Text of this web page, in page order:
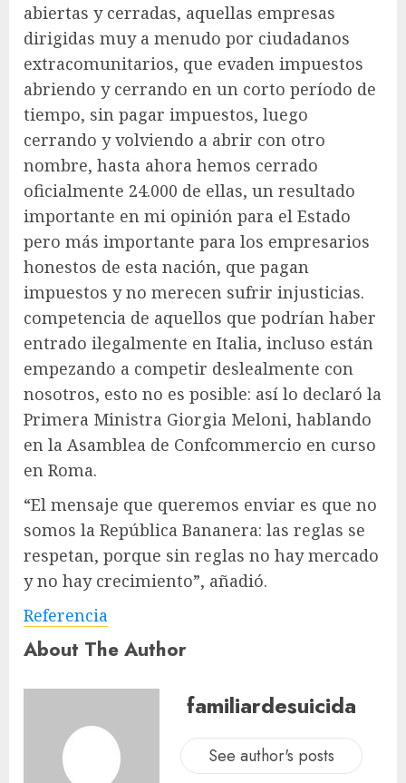
abiertas y cerradas, aquellas empresas
dirigidas muy a menudo por ciudadanos
extracomunitarios, que evaden impuestos
abriendo y cerrando en un corto período de
tiempo, sin pagar impuestos, luego
cerrando y volviendo a abrir con otro
nombre, hasta ahora hemos cerrado
oficialmente 24.000 de ellas, un resultado
importante en mi opinión para el Estado
pero más importante para los empresarios
honestos de esta nación, que pagan
impuestos y no merecen sufrir injusticias.
competencia de aquellos que podrían haber
entrado ilegalmente en Italia, incluso están
empezando a competir deslealmente con
nosotros, esto no es posible: así lo declaró la
Primera Ministra Giorgia Meloni, hablando
en la Asamblea de Confcommercio en curso
en Roma.
“El mensaje que queremos enviar es que no
somos la República Bananera: las reglas se
respetan, porque sin reglas no hay mercado
y no hay crecimiento”, añadió.
Referencia
About The Author
familiardesuicida
See author's posts